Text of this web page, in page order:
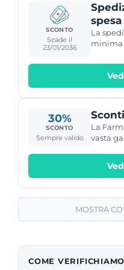
SCONTO
Scade il
23/01/2036
La
minima
di
30%
SCONTO
Sempre valido
La
vasta
MOSTRA
COME